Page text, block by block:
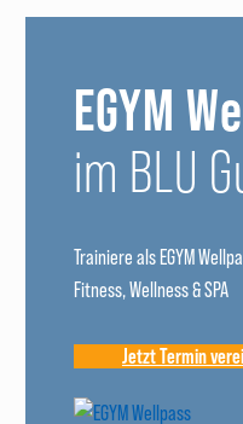
EGYM
im BLU
Trainiere als EGYM
Fitness, Wellness & SPA
Jetzt Termin